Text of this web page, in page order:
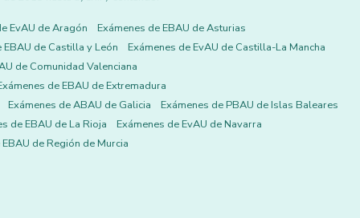
EvAU de Aragón
Exámenes de EBAU de Asturias
EBAU de Castilla y León
Exámenes de EvAU de Castilla-La Mancha
de Comunidad Valenciana
de EBAU de Extremadura
Exámenes de ABAU de Galicia
Exámenes de PBAU de Islas Baleares
de EBAU de La Rioja
Exámenes de EvAU de Navarra
de Región de Murcia